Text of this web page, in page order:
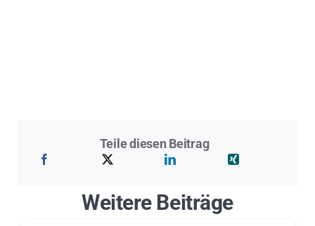
Teile diesen Beitrag
Weitere Beiträge